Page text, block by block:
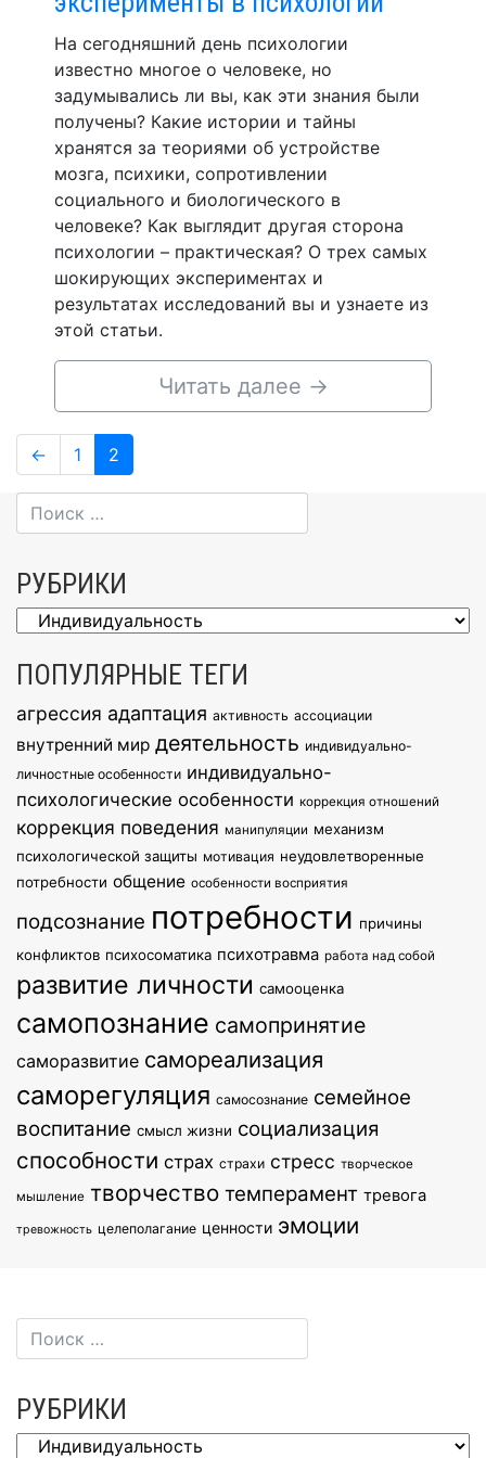
На сегодняшний день психологии
известно многое о человеке, но
задумывались ли вы, как эти знания были
получены? Какие истории и тайны
хранятся за теориями об устройстве
мозга, психики, сопротивлении
социального и биологического в
человеке? Как выглядит другая сторона
психологии – практическая? О трех самых
шокирующих экспериментах и
результатах исследований вы и узнаете из
этой статьи.
Читать далее →
Навигация
по
записям
← Page
1 Page
2
РУБРИКИ
Рубрики
ПОПУЛЯРНЫЕ ТЕГИ
агрессия адаптация активность ассоциации
внутренний мир деятельность индивидуально-
личностные особенности индивидуально-
психологические особенности коррекция отношений
коррекция поведения манипуляции механизм
психологической защиты мотивация неудовлетворенные
потребности общение особенности восприятия
подсознание потребности причины
конфликтов психосоматика психотравма работа над собой
развитие личности самооценка
самопознание самопринятие
саморазвитие самореализация
саморегуляция самосознание семейное
воспитание смысл жизни социализация
способности страх страхи стресс творческое
мышление творчество темперамент тревога
тревожность целеполагание ценности эмоции
РУБРИКИ
Рубрики